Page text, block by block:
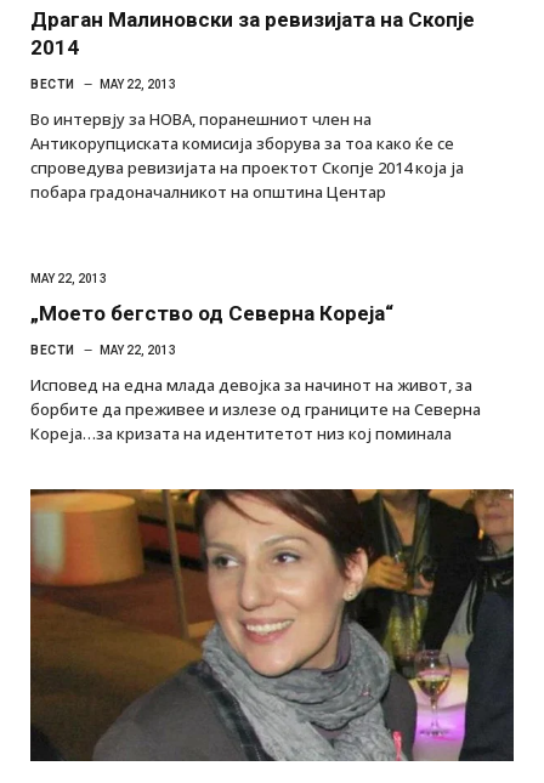
Драган Малиновски за ревизијата на Скопје
2014
ВЕСТИ MAY 22, 2013
Во интервју за НОВА, поранешниот член на
Антикорупциската комисија зборува за тоа како ќе се
спроведува ревизијата на проектот Скопје 2014 која ја
побара градоначалникот на општина Центар
MAY 22, 2013
„Моето бегство од Северна Кореја“
ВЕСТИ MAY 22, 2013
Исповед на една млада девојка за начинот на живот, за
борбите да преживее и излезе од границите на Северна
Кореја…за кризата на идентитетот низ кој поминала